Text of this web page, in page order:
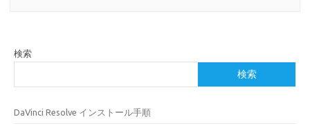
検索
検索
DaVinci Resolve インストール手順